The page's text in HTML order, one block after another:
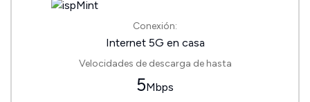
Conexión:
Internet 5G en casa
Velocidades de descarga de hasta
5Mbps